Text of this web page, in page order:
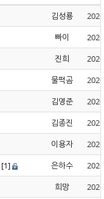
김성룡
빠이
진희
물떡곰
김영준
김종진
이용자
[1] 은하수
희망